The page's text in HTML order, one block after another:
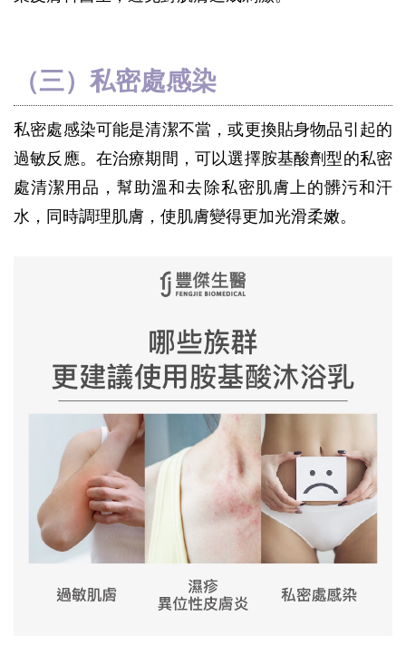
（三）私密處感染
私密處感染可能是清潔不當，或更換貼身物品引起的
過敏反應。在治療期間，可以選擇胺基酸劑型的私密
處清潔用品，幫助溫和去除私密肌膚上的髒污和汗
水，同時調理肌膚，使肌膚變得更加光滑柔嫩。